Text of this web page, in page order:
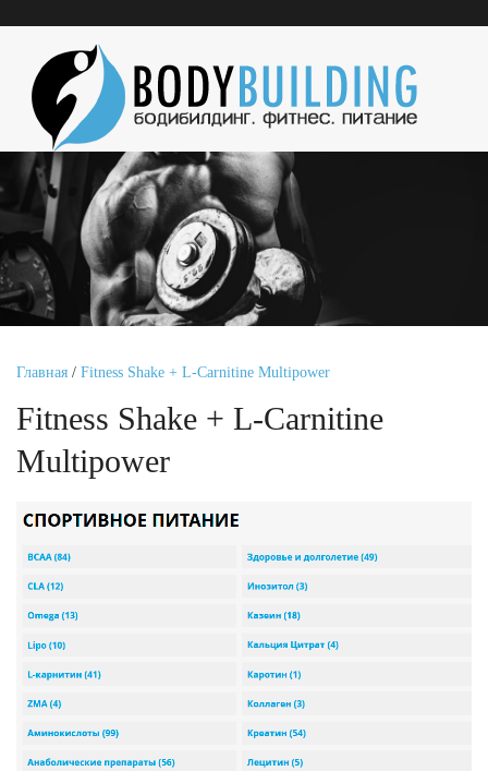
Главная / Fitness Shake + L-Carnitine Multipower
Fitness Shake + L-Carnitine
Multipower